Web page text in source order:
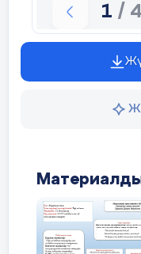
3-
48+32
1 / 4